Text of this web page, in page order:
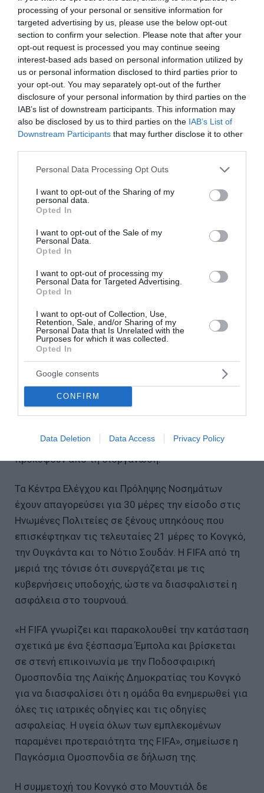
processing of your personal or sensitive information for
targeted advertising by us, please use the below opt-out
section to confirm your selection. Please note that after your
opt-out request is processed you may continue seeing
interest-based ads based on personal information utilized by
us or personal information disclosed to third parties prior to
your opt-out. You may separately opt-out of the further
disclosure of your personal information by third parties on the
IAB’s list of downstream participants. This information may
also be disclosed by us to third parties on the IAB’s List of
Downstream Participants that may further disclose it to other
Please note that this website/app uses one or more Google
not limited to your visit or usage behaviour. You may click to
grant or deny consent to Google and its third-party tags to
use your data for below specified purposes in below Google
consent section.
Personal Data Processing Opt Outs
I want to opt-out of the Sharing of my
personal data.
Opted In
I want to opt-out of the Sale of my
Personal Data.
Opted In
I want to opt-out of processing my
Personal Data for Targeted Advertising.
Opted In
I want to opt-out of Collection, Use,
Retention, Sale, and/or Sharing of my
Personal Data that Is Unrelated with the
Purposes for which it was collected.
Opted In
Google consents
CONFIRM
Data Deletion Data Access Privacy Policy
δεν έχει αναφερθεί κάποιο τοπικό κρούσμα.
Από την Τρίτη η Ουάσινγκτον «συμβουλεύει
έντονα» τους πολίτες της να μην ταξιδεύουν στο
Κονγκό, το Νότιο Σουδάν ή την Ουγκάντα και το
Μπαχρέιν, ενώ ανακοίνωσε ότι για ένα μήνα θα
απαγορεύσει την είσοδο σε ταξιδιώτες από αυτές
τις τρεις χώρες. Οι ΗΠΑ είχαν ανακοινώσει τη
Δευτέρα (18/05) ότι θα ενισχύσουν τους
υγειονομικούς ελέγχους στα σύνορά τους για τους
ταξιδιώτες που φτάνουν αεροπορικώς από τις
Μουντιάλ: Ο Έμπολα απειλεί την άφιξη της
αποστολής του Κονγκό στις ΗΠΑ
Η Λαϊκή Δημοκρατία του Κονγκό ήταν μία από τις
τελευταίες ομάδες που εξασφάλισε το εισιτήριο
για την τελική φάση του Μουντιάλ και η έξαρση
Η συμμετοχή της Εθνικής ομάδας του Κονγκό στο
Μουντιάλ των ΗΠΑ, Καναδά και Μεξικού θα
μπορούσε να τεθεί σε κίνδυνο εξαιτίας του
Έμπολα.
Οι αξιωματούχοι δημόσιας υγείας παρακολουθούν
Παγκοσμίου Κυπέλλου και των ταξιδιών που θα
προκύψουν από τη διοργάνωση.
Τα Κέντρα Ελέγχου και Πρόληψης Νοσημάτων
έχουν απαγορεύσει για 30 μέρες την είσοδο στις
Ηνωμένες Πολιτείες σε ξένους υπηκόους που
επισκέφτηκαν τις τελευταίες 21 μέρες το Κονγκό,
την Ουγκάντα και το Νότιο Σουδάν. Η FIFA από τη
μεριά της τόνισε ότι συνεργάζεται με τις
κυβερνήσεις υποδοχής, ώστε να διασφαλιστεί η
ασφάλεια στο τουρνουά.
«Η FIFA γνωρίζει και παρακολουθεί την κατάσταση
σχετικά με ένα ξέσπασμα Έμπολα και βρίσκεται
σε στενή επικοινωνία με την Ποδοσφαιρική
Ομοσπονδία της Λαϊκής Δημοκρατίας του Κονγκό
για να διασφαλίσει ότι η ομάδα θα ενημερωθεί για
όλες τις ιατρικές οδηγίες και τις οδηγίες
ασφαλείας. Η υγεία όλων των εμπλεκομένων
παραμένει προτεραιότητα της FIFA», σημείωσε η
Παγκόσμια Ομοσπονδία σε δήλωση της.
Η συμμετοχή του Κονγκό στο Μουντιάλ δε